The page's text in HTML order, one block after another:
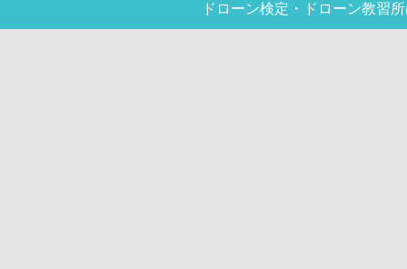
ドローン検定 ・ ドローン教習所